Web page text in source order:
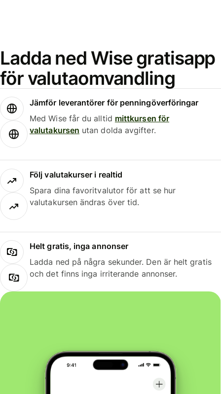
Ladda ned Wise gratisapp
för valutaomvandling
Jämför leverantörer för penningöverföringar
Med Wise får du alltid mittkursen för
valutakursen utan dolda avgifter.
Följ valutakurser i realtid
Spara dina favoritvalutor för att se hur
valutakursen ändras över tid.
Helt gratis, inga annonser
Ladda ned på några sekunder. Den är helt gratis
och det finns inga irriterande annonser.